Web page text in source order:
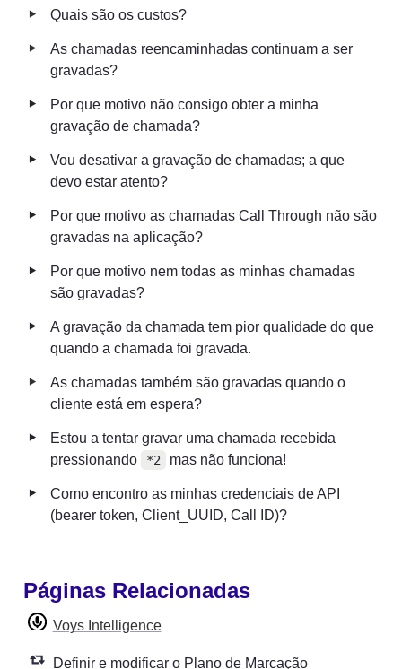
‣ Quais são os custos?
‣
As chamadas reencaminhadas continuam a ser
gravadas?
‣
Por que motivo não consigo obter a minha
gravação de chamada?
‣
Vou desativar a gravação de chamadas; a que
devo estar atento?
‣
Por que motivo as chamadas Call Through não são
gravadas na aplicação?
‣
Por que motivo nem todas as minhas chamadas
são gravadas?
‣
A gravação da chamada tem pior qualidade do que
quando a chamada foi gravada.
‣
As chamadas também são gravadas quando o
cliente está em espera?
‣
Estou a tentar gravar uma chamada recebida
pressionando
*2 mas não funciona!
‣
Como encontro as minhas credenciais de API
(bearer token, Client_UUID, Call ID)?
Páginas Relacionadas
Voys Intelligence
Definir e modificar o Plano de Marcação